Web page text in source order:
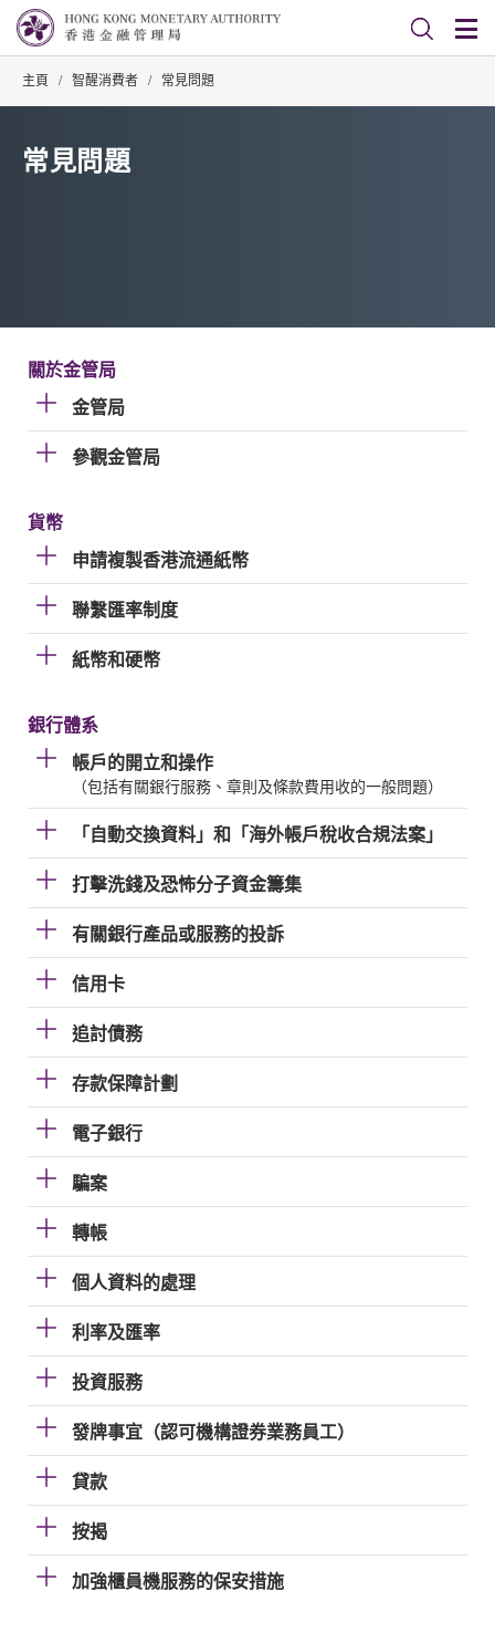
主頁 / 智醒消費者 / 常見問題
常見問題
關於金管局
金管局
參觀金管局
貨幣
申請複製香港流通紙幣
聯繫匯率制度
紙幣和硬幣
銀行體系
帳戶的開立和操作
（包括有關銀行服務、章則及條款費用收的一般問題）
「自動交換資料」和「海外帳戶稅收合規法案」
打擊洗錢及恐怖分子資金籌集
有關銀行產品或服務的投訴
信用卡
追討債務
存款保障計劃
電子銀行
騙案
轉帳
個人資料的處理
利率及匯率
投資服務
發牌事宜（認可機構證券業務員工）
貸款
按揭
加強櫃員機服務的保安措施